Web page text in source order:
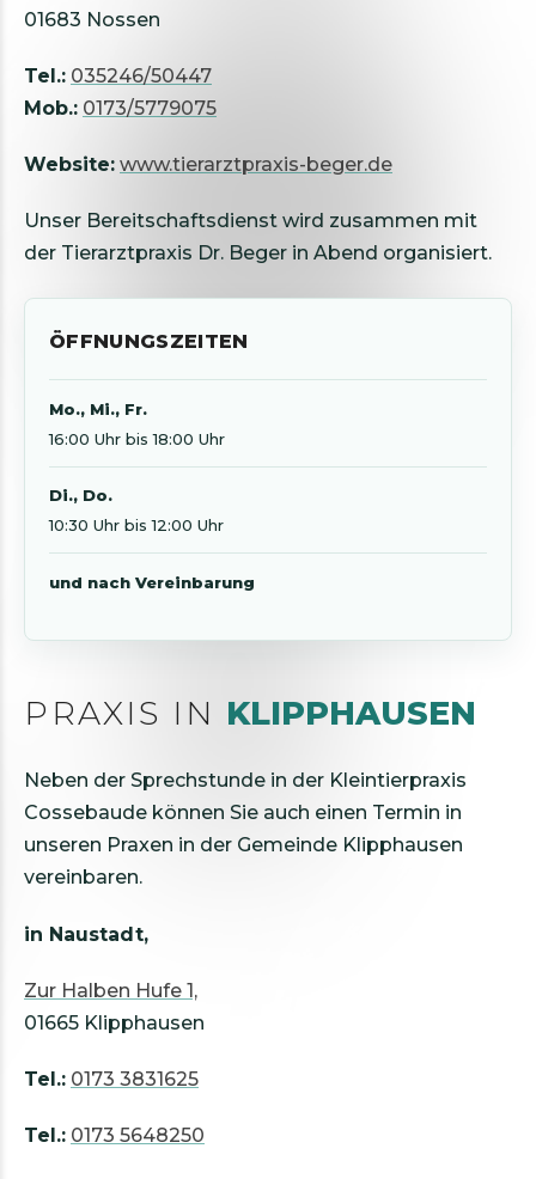
01683 Nossen
Tel.: 035246/50447
Mob.: 0173/5779075
Website: www.tierarztpraxis-beger.de
Unser Bereitschaftsdienst wird zusammen mit
der Tierarztpraxis Dr. Beger in Abend organisiert.
ÖFFNUNGSZEITEN
Mo., Mi., Fr.
16:00 Uhr bis 18:00 Uhr
Di., Do.
10:30 Uhr bis 12:00 Uhr
und nach Vereinbarung
PRAXIS IN KLIPPHAUSEN
Neben der Sprechstunde in der Kleintierpraxis
Cossebaude können Sie auch einen Termin in
unseren Praxen in der Gemeinde Klipphausen
vereinbaren.
in Naustadt,
Zur Halben Hufe 1,
01665 Klipphausen
Tel.: 0173 3831625
Tel.: 0173 5648250